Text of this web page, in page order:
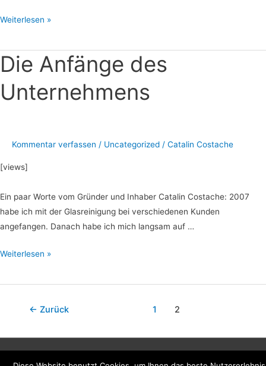
Weiterlesen »
Die Anfänge des
Unternehmens
Kommentar verfassen / Uncategorized / Catalin Costache
[views]
Ein paar Worte vom Gründer und Inhaber Catalin Costache: 2007
habe ich mit der Glasreinigung bei verschiedenen Kunden
angefangen. Danach habe ich mich langsam auf …
Die
Anfänge
des
Unternehmens
Weiterlesen »
← Zurück 1 2
Copyright © 2026 | Powered byAstra WordPress-Theme